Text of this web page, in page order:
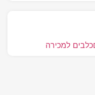
כלבים למכירה